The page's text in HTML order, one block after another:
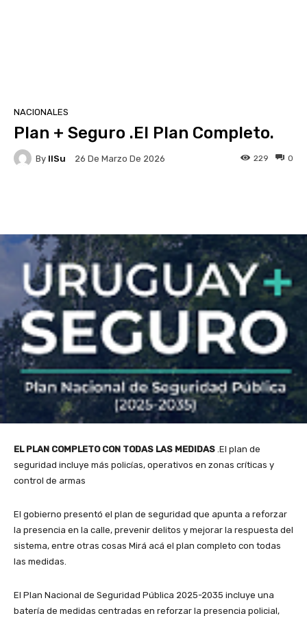
NACIONALES
Plan + Seguro .El Plan Completo.
By IlSu 26 De Marzo De 2026 0
229
EL PLAN COMPLETO CON TODAS LAS MEDIDAS .El plan de
seguridad incluye más policías, operativos en zonas críticas y
control de armas
El gobierno presentó el plan de seguridad que apunta a reforzar
la presencia en la calle, prevenir delitos y mejorar la respuesta del
sistema, entre otras cosas Mirá acá el plan completo con todas
las medidas.
El Plan Nacional de Seguridad Pública 2025-2035 incluye una
batería de medidas centradas en reforzar la presencia policial,